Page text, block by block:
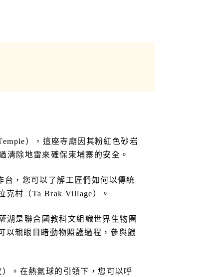
），這座寺廟因其粉紅色砂岩
清除地雷來確保柬埔寨的安全。
，您可以了解工匠們如何以傳統
克村（Ta Brak Village）。
湖是聯合國教科文組織世界生物圈
以親眼目睹動物照護過程，參與餵
。在熱氣球的引領下，您可以呼